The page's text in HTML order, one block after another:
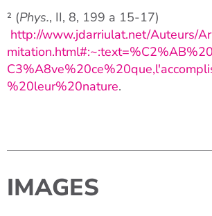
² (Phys., II, 8, 199 a 15-17)
http://www.jdarriulat.net/Auteurs/
%20leur%20nature.
IMAGES